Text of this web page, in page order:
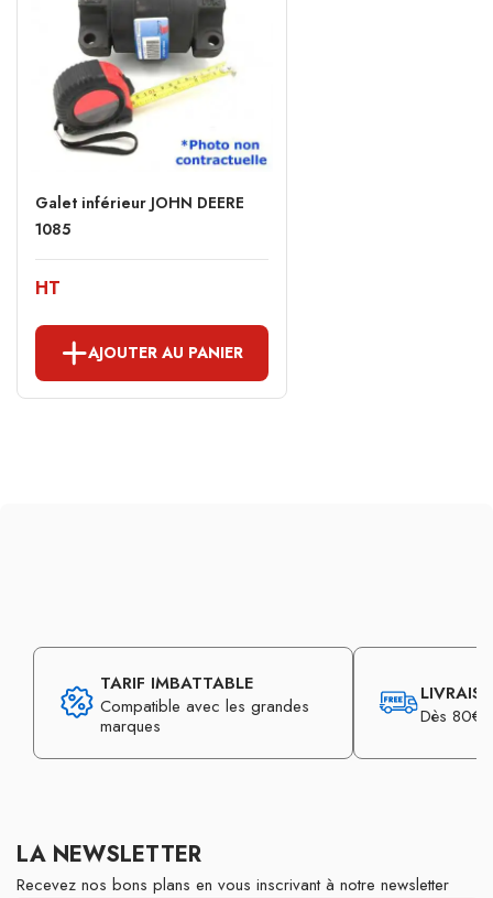
Galet inférieur JOHN DEERE
1085
HT
AJOUTER AU PANIER
TARIF IMBATTABLE
Compatible avec les grandes
marques
Dès 80€
LA NEWSLETTER
Recevez nos bons plans en vous inscrivant à notre newsletter